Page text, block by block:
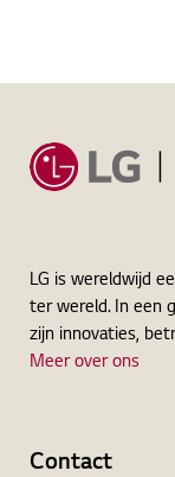
LG is wereldwijd
ter wereld. In een
zijn innovaties,
Meer over ons
Contact